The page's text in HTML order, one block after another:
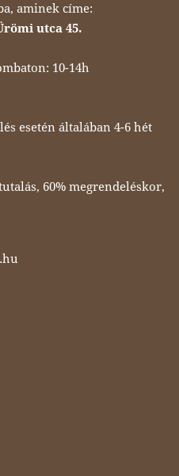
aminek címe:
utca 45.
10-14h
esetén általában 4-6 hét
60% megrendeléskor,